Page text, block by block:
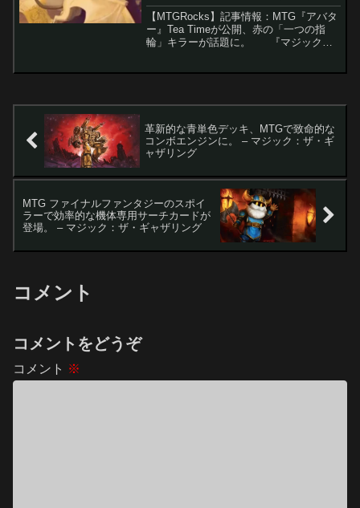
リング
【MTGRocks】記事情報：MTG『アバタ
ー』Tea Timeが公開、赤の「一つの指
輪」キラーが話題に。 『マジック：
革新的な青単色デッキ、MTGで致命的な
コンボエンジンに。 – マジック：ザ・ギ
ャザリング
MTG ファイナルファンタジーのスポイ
ラーで効率的な機体専用サーチカードが
登場。 – マジック：ザ・ギャザリング
コメント
コメントをどうぞ
コメント ※